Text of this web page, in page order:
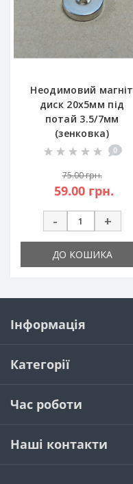
Неодимовий магніт
диск 20x5мм під
потай 3.5/7мм
(зенковка)
0
75.00 грн.
59.00 грн.
-
+
ДО КОШИКА
Інформація
Категорії
Час роботи
Наші контакти